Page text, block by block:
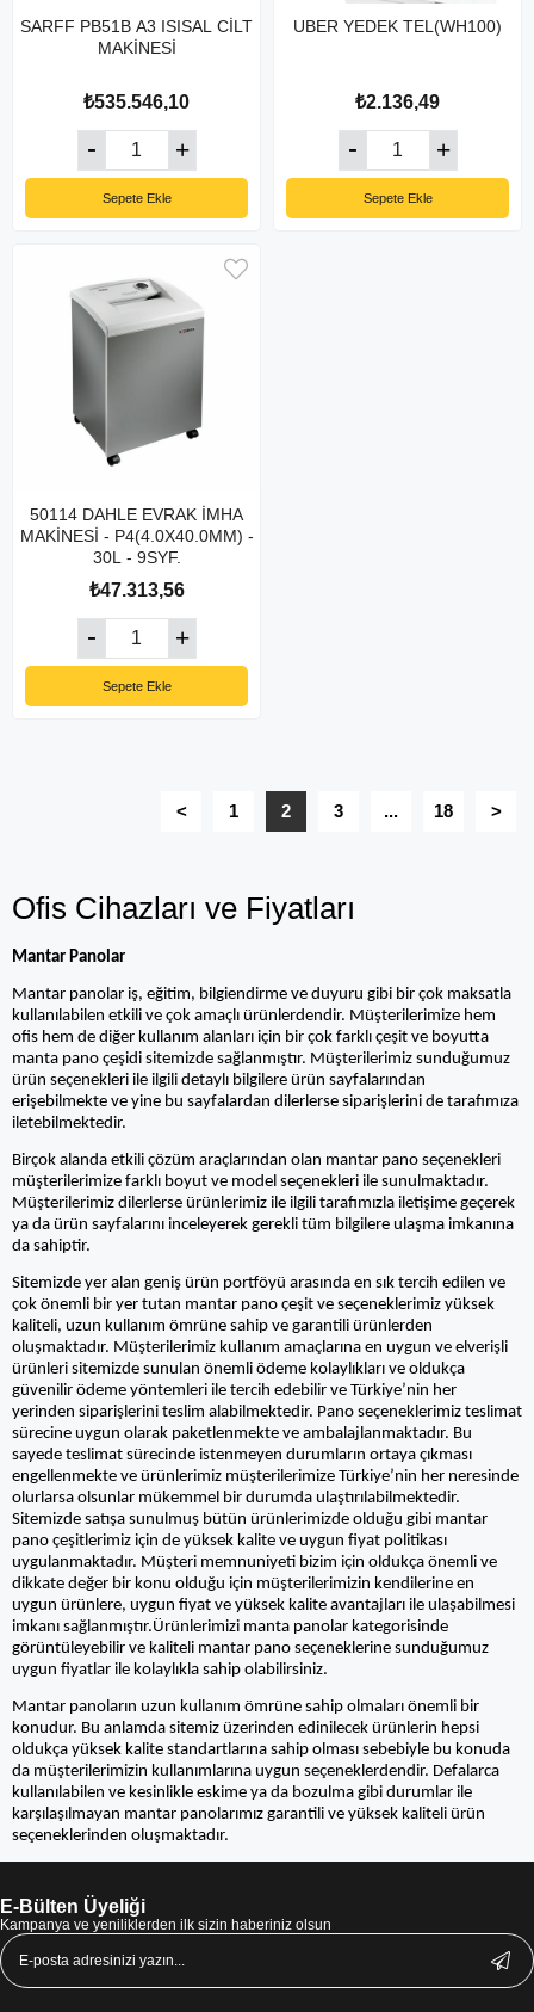
SARFF PB51B A3 ISISAL CİLT
MAKİNESİ
₺535.546,10
Sepete Ekle
UBER YEDEK TEL(WH100)
₺2.136,49
Sepete Ekle
50114 DAHLE EVRAK İMHA
MAKİNESİ - P4(4.0X40.0MM) -
30L - 9SYF.
₺47.313,56
Sepete Ekle
< 1 2 3 ... 18 >
Ofis Cihazları ve Fiyatları
Mantar Panolar
Mantar panolar iş, eğitim, bilgiendirme ve duyuru gibi bir çok maksatla
kullanılabilen etkili ve çok amaçlı ürünlerdendir. Müşterilerimize hem
ofis hem de diğer kullanım alanları için bir çok farklı çeşit ve boyutta
manta pano çeşidi sitemizde sağlanmıştır. Müşterilerimiz sunduğumuz
ürün seçenekleri ile ilgili detaylı bilgilere ürün sayfalarından
erişebilmekte ve yine bu sayfalardan dilerlerse siparişlerini de tarafımıza
iletebilmektedir.
Birçok alanda etkili çözüm araçlarından olan mantar pano seçenekleri
müşterilerimize farklı boyut ve model seçenekleri ile sunulmaktadır.
Müşterilerimiz dilerlerse ürünlerimiz ile ilgili tarafımızla iletişime geçerek
ya da ürün sayfalarını inceleyerek gerekli tüm bilgilere ulaşma imkanına
da sahiptir.
Sitemizde yer alan geniş ürün portföyü arasında en sık tercih edilen ve
çok önemli bir yer tutan mantar pano çeşit ve seçeneklerimiz yüksek
kaliteli, uzun kullanım ömrüne sahip ve garantili ürünlerden
oluşmaktadır. Müşterilerimiz kullanım amaçlarına en uygun ve elverişli
ürünleri sitemizde sunulan önemli ödeme kolaylıkları ve oldukça
güvenilir ödeme yöntemleri ile tercih edebilir ve Türkiye’nin her
yerinden siparişlerini teslim alabilmektedir. Pano seçeneklerimiz teslimat
sürecine uygun olarak paketlenmekte ve ambalajlanmaktadır. Bu
sayede teslimat sürecinde istenmeyen durumların ortaya çıkması
engellenmekte ve ürünlerimiz müşterilerimize Türkiye’nin her neresinde
olurlarsa olsunlar mükemmel bir durumda ulaştırılabilmektedir.
Sitemizde satışa sunulmuş bütün ürünlerimizde olduğu gibi mantar
pano çeşitlerimiz için de yüksek kalite ve uygun fiyat politikası
uygulanmaktadır. Müşteri memnuniyeti bizim için oldukça önemli ve
dikkate değer bir konu olduğu için müşterilerimizin kendilerine en
uygun ürünlere, uygun fiyat ve yüksek kalite avantajları ile ulaşabilmesi
imkanı sağlanmıştır.Ürünlerimizi manta panolar kategorisinde
görüntüleyebilir ve kaliteli mantar pano seçeneklerine sunduğumuz
uygun fiyatlar ile kolaylıkla sahip olabilirsiniz.
Mantar panoların uzun kullanım ömrüne sahip olmaları önemli bir
konudur. Bu anlamda sitemiz üzerinden edinilecek ürünlerin hepsi
oldukça yüksek kalite standartlarına sahip olması sebebiyle bu konuda
da müşterilerimizin kullanımlarına uygun seçeneklerdendir. Defalarca
kullanılabilen ve kesinlikle eskime ya da bozulma gibi durumlar ile
karşılaşılmayan mantar panolarımız garantili ve yüksek kaliteli ürün
seçeneklerinden oluşmaktadır.
E-Bülten Üyeliği
Kampanya ve yeniliklerden ilk sizin haberiniz olsun